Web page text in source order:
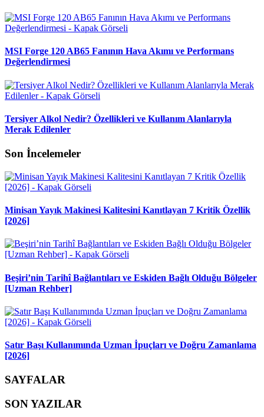
MSI Forge 120 AB65 Fanının Hava Akımı ve Performans
Değerlendirmesi
Tersiyer Alkol Nedir? Özellikleri ve Kullanım Alanlarıyla
Merak Edilenler
Son İncelemeler
Minisan Yayık Makinesi Kalitesini Kanıtlayan 7 Kritik Özellik
[2026]
Beşiri’nin Tarihî Bağlantıları ve Eskiden Bağlı Olduğu Bölgeler
[Uzman Rehber]
Satır Başı Kullanımında Uzman İpuçları ve Doğru Zamanlama
[2026]
SAYFALAR
SON YAZILAR